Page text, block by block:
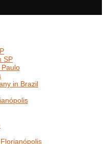
SP
in Brazil